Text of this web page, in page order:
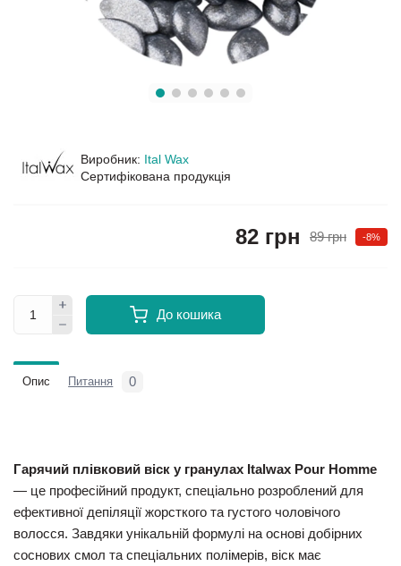
Виробник: Ital Wax
Сертифікована продукція
89 грн -8%
82 грн
До кошика
Опис Питання 0
Гарячий плівковий віск у гранулах Italwax Pour Homme
— це професійний продукт, спеціально розроблений для
ефективної депіляції жорсткого та густого чоловічого
волосся. Завдяки унікальній формулі на основі добірних
соснових смол та спеціальних полімерів, віск має